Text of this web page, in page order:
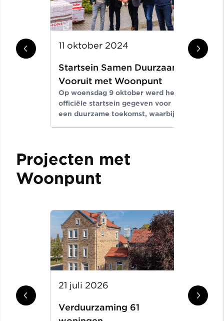
11 oktober 2024
Startsein Samen Duurzaam
Vooruit met Woonpunt
Op woensdag 9 oktober werd het
officiële startsein gegeven voor
een duurzame toekomst, waarbij
Projecten met
Woonpunt
21 juli 2026
Verduurzaming 61